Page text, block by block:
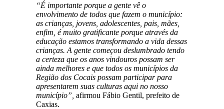
“É importante porque a gente vê o
envolvimento de todos que fazem o município:
as crianças, jovens, adolescentes, pais, mães,
enfim, é muito gratificante porque através da
educação estamos transformando a vida dessas
crianças. A gente começou deslumbrado tendo
a certeza que os anos vindouros possam ser
ainda melhores e que todos os municípios da
Região dos Cocais possam participar para
apresentarem suas culturas aqui no nosso
município”, afirmou Fábio Gentil, prefeito de
Caxias.